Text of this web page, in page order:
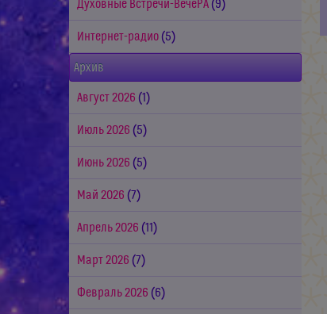
Духовные Встречи-ВечеРА (9)
Интернет-радио (5)
Архив
Август 2026 (1)
Июль 2026 (5)
Июнь 2026 (5)
Май 2026 (7)
Апрель 2026 (11)
Март 2026 (7)
Февраль 2026 (6)